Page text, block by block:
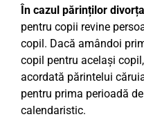
În cazul părinților
pentru copii revine
copil. Dacă amândoi
copil pentru același
acordată părintelui
pentru prima perioadă
calendaristic.